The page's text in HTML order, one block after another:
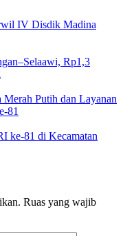
IV Disdik Madina
Rp1,3
Merah Putih dan Layanan
81
ke-81 di Kecamatan
Ruas yang wajib